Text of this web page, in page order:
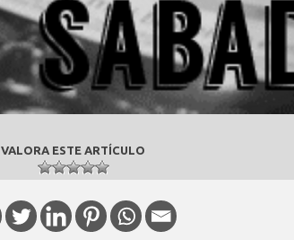
VALORA ESTE ARTÍCULO